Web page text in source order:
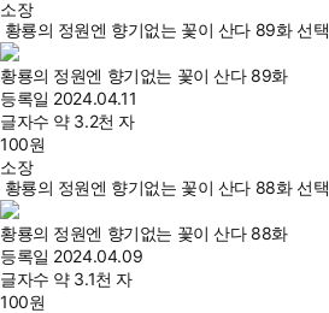
소장
황룡의 정원엔 향기없는 꽃이 산다 89화 선택
황룡의 정원엔 향기없는 꽃이 산다 89화
등록일 2024.04.11
글자수 약 3.2천 자
100원
소장
황룡의 정원엔 향기없는 꽃이 산다 88화 선택
황룡의 정원엔 향기없는 꽃이 산다 88화
등록일 2024.04.09
글자수 약 3.1천 자
100원